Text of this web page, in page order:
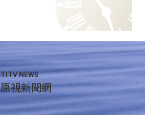
TITV NEWS
原視新聞網